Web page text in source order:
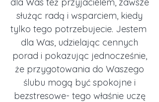
służąc radą i wsparciem, kiedy
tylko tego potrzebujecie. Jestem
dla Was, udzielając cennych
porad i pokazując jednocześnie,
że przygotowania do Waszego
ślubu mogą być spokojne i
bezstresowe- tego właśnie uczę